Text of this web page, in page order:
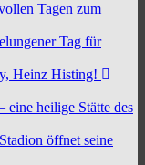
Tagen zum
Tag für
Heinz Histing!
eine heilige Stätte des
öffnet seine